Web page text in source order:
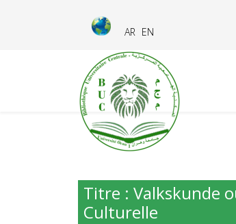
AR EN
Titre : Valkskunde
Culturelle